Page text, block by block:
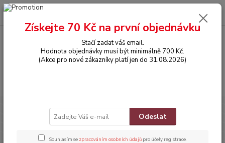
0,00 Kč
OBLEČENÍ Bodyčko s dlouhým rukávem
Bodyčko s dlouhým rukávem
Získejte 70 Kč na první objednávku
Stačí zadat váš email.
Hodnota objednávky musí být minimálně 700 Kč.
(Akce pro nové zákazníky platí jen do 31.08.2026)
Odeslat
Souhlasím se zpracováním osobních údajů pro účely registrace.